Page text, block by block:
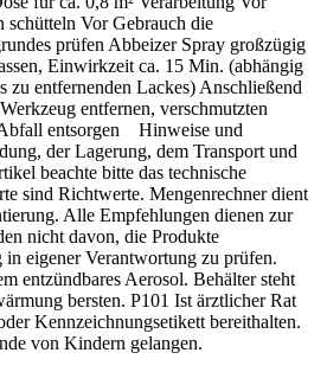
schütteln Vor Gebrauch die
prüfen Abbeizer Spray großzügig
Einwirkzeit ca. 15 Min. (abhängig
entfernenden Lackes) Anschließend
entfernen, verschmutzten
entsorgen Hinweise und
der Lagerung, dem Transport und
beachte bitte das technische
sind Richtwerte. Mengenrechner dient
Alle Empfehlungen dienen zur
nicht davon, die Produkte
eigener Verantwortung zu prüfen.
entzündbares Aerosol. Behälter steht
bersten. P101 Ist ärztlicher Rat
Kennzeichnungsetikett bereithalten.
von Kindern gelangen.